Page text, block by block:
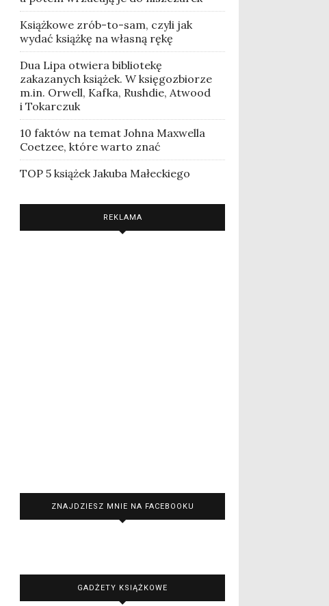
Książkowe zrób-to-sam, czyli jak
wydać książkę na własną rękę
Dua Lipa otwiera bibliotekę
zakazanych książek. W księgozbiorze
m.in. Orwell, Kafka, Rushdie, Atwood
i Tokarczuk
10 faktów na temat Johna Maxwella
Coetzee, które warto znać
TOP 5 książek Jakuba Małeckiego
REKLAMA
ZNAJDZIESZ MNIE NA FACEBOOKU
GADŻETY KSIĄŻKOWE